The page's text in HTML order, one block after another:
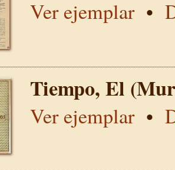
Ver ejemplar•
Tiempo, El
Ver ejemplar•